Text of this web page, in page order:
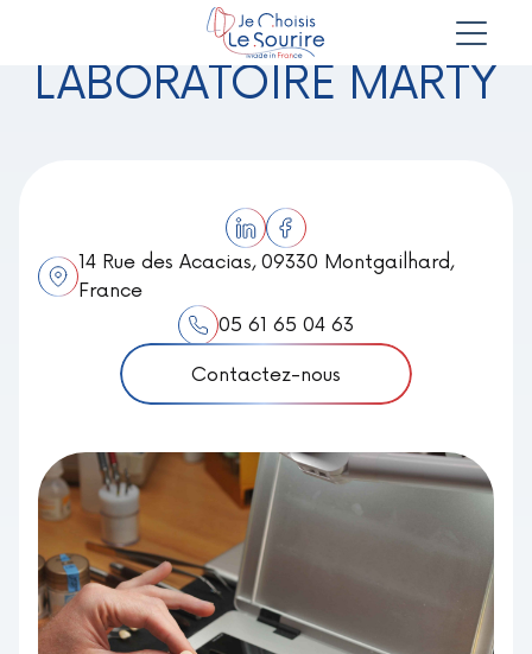
LABORATOIRE MARTY
14 Rue des Acacias, 09330 Montgailhard,
France
05 61 65 04 63
Contactez-nous